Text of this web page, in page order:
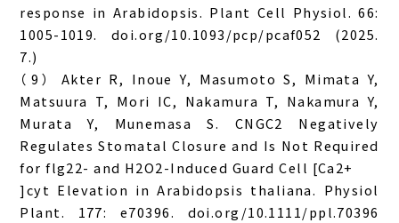
response in Arabidopsis. Plant Cell Physiol. 66:
1005-1019. doi.org/10.1093/pcp/pcaf052 (2025.
7.)
（9） Akter R, Inoue Y, Masumoto S, Mimata Y,
Matsuura T, Mori IC, Nakamura T, Nakamura Y,
Murata Y, Munemasa S. CNGC2 Negatively
Regulates Stomatal Closure and Is Not Required
for flg22- and H2O2-Induced Guard Cell [Ca2+
]cyt Elevation in Arabidopsis thaliana. Physiol
Plant. 177: e70396. doi.org/10.1111/ppl.70396